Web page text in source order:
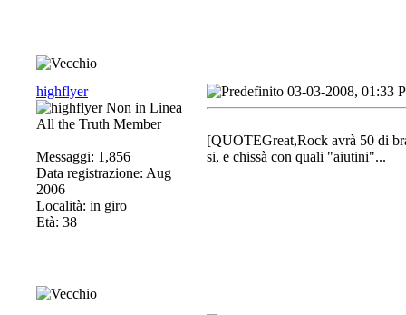
highflyer
All the Truth Member
Messaggi: 1,856
Data registrazione: Aug
2006
Località: in giro
Età: 38
03-03-2008, 01:33
[QUOTEGreat,Rock avrà 50 di
si, e chissà con quali "aiutini"...